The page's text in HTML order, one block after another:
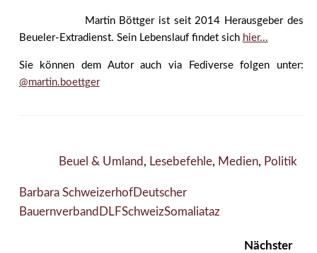
Martin Böttger ist seit 2014 Herausgeber des
Beueler-Extradienst. Sein Lebenslauf findet sich hier...
Sie können dem Autor auch via Fediverse folgen unter:
@martin.boettger
Beuel & Umland , Lesebefehle, Medien, Politik
Barbara SchweizerhofDeutscher
Bauernverband DLFSchweizSomaliataz
Nächster